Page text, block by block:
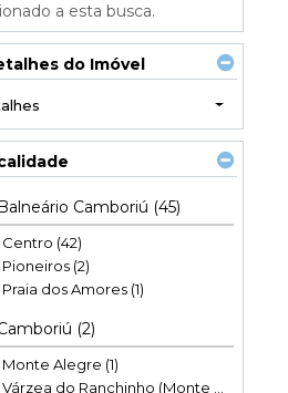
Camboriú (45)
Centro (42)
Pioneiros (2)
Praia dos Amores (1)
(2)
Monte Alegre (1)
a esta busca.
do Imóvel